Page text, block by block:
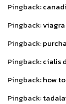
Pingback:
Pingback:
Pingback:
Pingback:cialis
Pingback:how
Pingback: